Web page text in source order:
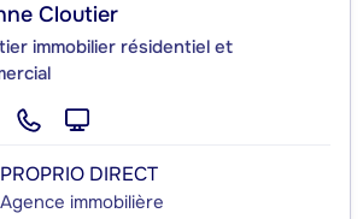
Cloutier
immobilier résidentiel et
PROPRIO DIRECT
Agence immobilière